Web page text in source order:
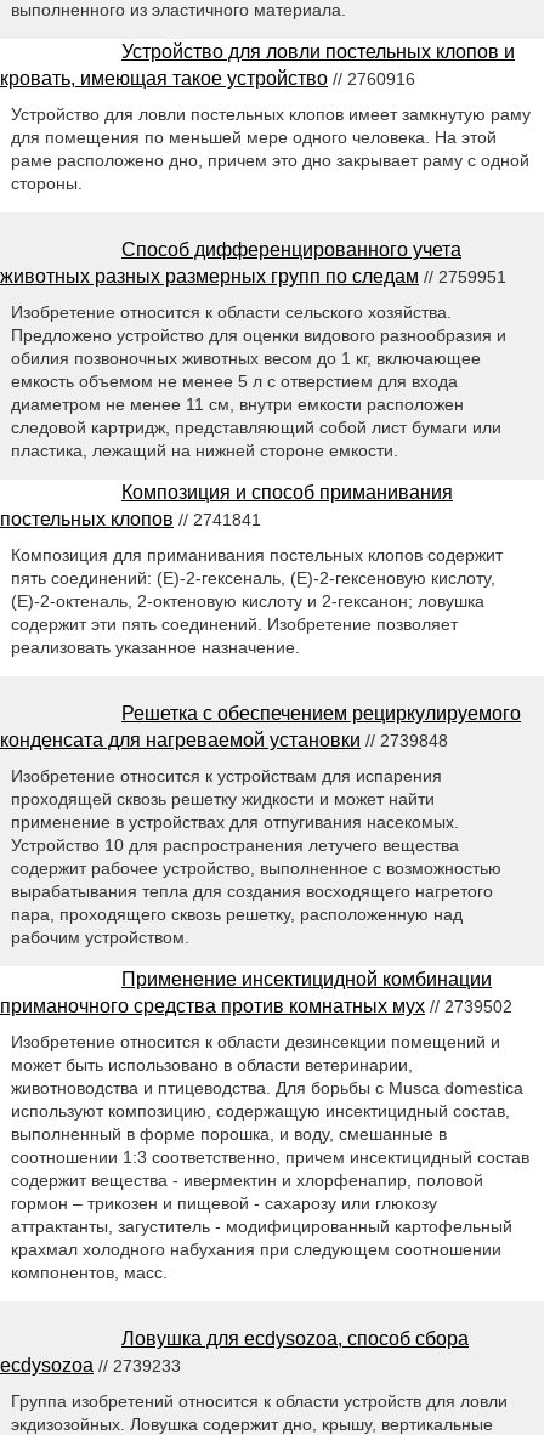
выполненного из эластичного материала.
Устройство для ловли постельных клопов и
кровать, имеющая такое устройство // 2760916
Устройство для ловли постельных клопов имеет замкнутую раму
для помещения по меньшей мере одного человека. На этой
раме расположено дно, причем это дно закрывает раму с одной
стороны.
Способ дифференцированного учета
животных разных размерных групп по следам // 2759951
Изобретение относится к области сельского хозяйства.
Предложено устройство для оценки видового разнообразия и
обилия позвоночных животных весом до 1 кг, включающее
емкость объемом не менее 5 л с отверстием для входа
диаметром не менее 11 см, внутри емкости расположен
следовой картридж, представляющий собой лист бумаги или
пластика, лежащий на нижней стороне емкости.
Композиция и способ приманивания
постельных клопов // 2741841
Композиция для приманивания постельных клопов содержит
пять соединений: (Е)-2-гексеналь, (Е)-2-гексеновую кислоту,
(Е)-2-октеналь, 2-октеновую кислоту и 2-гексанон; ловушка
содержит эти пять соединений. Изобретение позволяет
реализовать указанное назначение.
Решетка с обеспечением рециркулируемого
конденсата для нагреваемой установки // 2739848
Изобретение относится к устройствам для испарения
проходящей сквозь решетку жидкости и может найти
применение в устройствах для отпугивания насекомых.
Устройство 10 для распространения летучего вещества
содержит рабочее устройство, выполненное с возможностью
вырабатывания тепла для создания восходящего нагретого
пара, проходящего сквозь решетку, расположенную над
рабочим устройством.
Применение инсектицидной комбинации
приманочного средства против комнатных мух // 2739502
Изобретение относится к области дезинсекции помещений и
может быть использовано в области ветеринарии,
животноводства и птицеводства. Для борьбы с Musca domestica
используют композицию, содержащую инсектицидный состав,
выполненный в форме порошка, и воду, смешанные в
соотношении 1:3 соответственно, причем инсектицидный состав
содержит вещества - ивермектин и хлорфенапир, половой
гормон – трикозен и пищевой - сахарозу или глюкозу
аттрактанты, загуститель - модифицированный картофельный
крахмал холодного набухания при следующем соотношении
компонентов, масс.
Ловушка для ecdysozoa, способ сбора
ecdysozoa // 2739233
Группа изобретений относится к области устройств для ловли
экдизозойных. Ловушка содержит дно, крышу, вертикальные